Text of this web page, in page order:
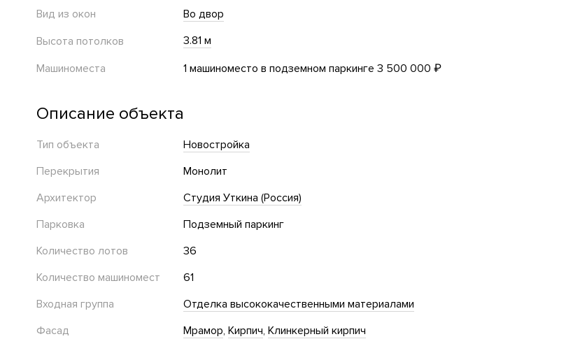
Вид из окон
Во двор
Высота потолков
3.81 м
Машиноместа
1 машиноместо в подземном паркинге 3 500 000 ₽
Описание объекта
Тип объекта
Новостройка
Перекрытия
Монолит
Архитектор
Студия Уткина (Россия)
Парковка
Подземный паркинг
Количество лотов
36
Количество машиномест
61
Входная группа
Отделка высококачественными материалами
Фасад
Мрамор Кирпич Клинкерный кирпич